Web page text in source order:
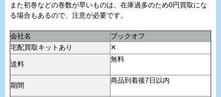
また初巻などの巻数が早いものは、在庫過多のため0円買取にな
る場合もあるので、注意が必要です。
会社名
ブックオフ
宅配買取キットあり
✕
送料
無料
期間
商品到着後7日以内